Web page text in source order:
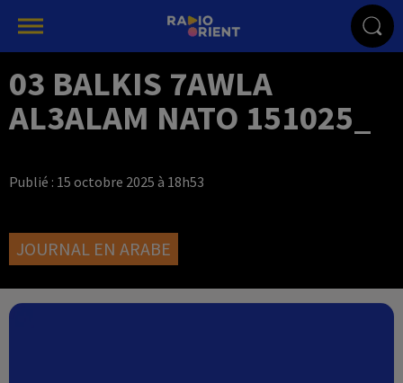
03 BALKIS 7AWLA
AL3ALAM NATO 151025_
Publié : 15 octobre 2025 à 18h53
JOURNAL EN ARABE